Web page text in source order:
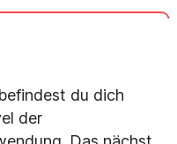
du dich
der